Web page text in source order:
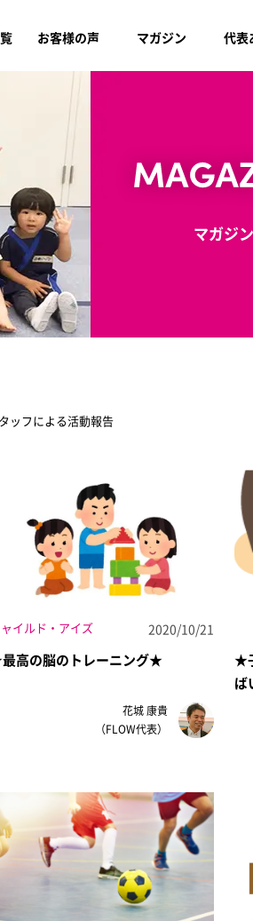
お客様の声 マガジン 代表
マガジン
ッフによる活動報告
イルド・アイズ 2020/10/21
高の脳のトレーニング★
花城 康貴
（FLOW代表）
★
ば